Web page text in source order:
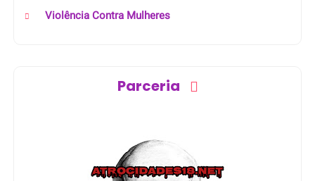
Violência Contra Mulheres
Parceria